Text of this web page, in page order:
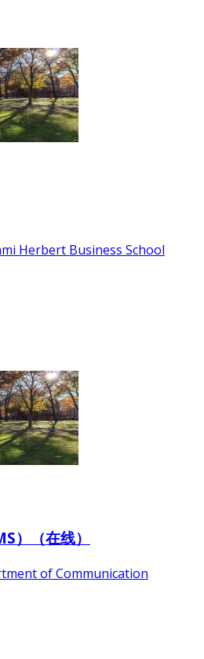
Herbert Business School
）（在线）
of Communication